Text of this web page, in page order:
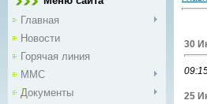
Главная
Новости
Горячая линия
ММС
Документы
30
25